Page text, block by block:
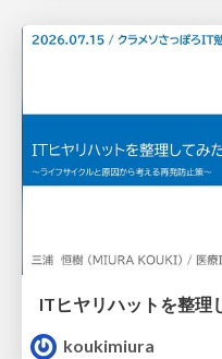
koukimiura